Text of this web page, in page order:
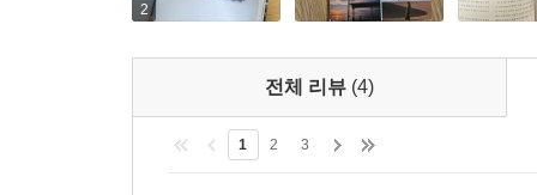
2
전체 리뷰 (4)
1 2 3